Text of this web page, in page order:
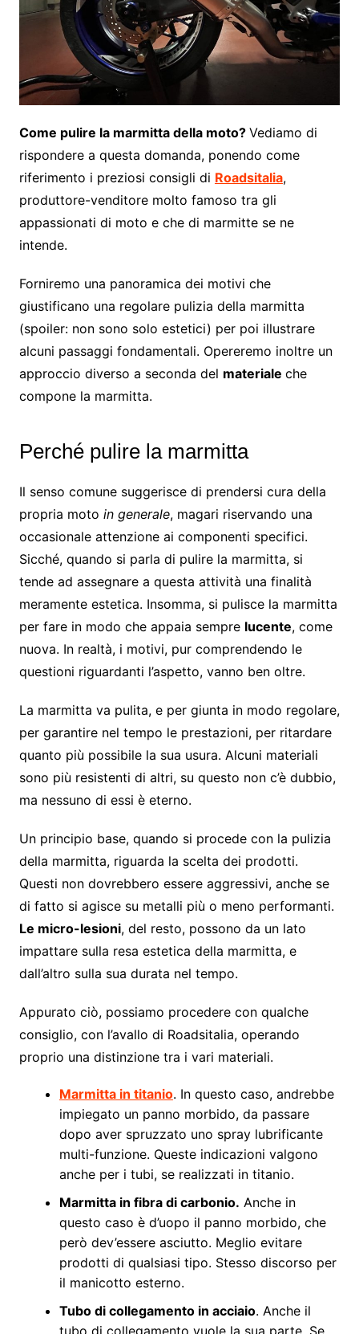
Come pulire la marmitta della moto? Vediamo di
rispondere a questa domanda, ponendo come
riferimento i preziosi consigli di Roadsitalia,
produttore-venditore molto famoso tra gli
appassionati di moto e che di marmitte se ne
intende.
Forniremo una panoramica dei motivi che
giustificano una regolare pulizia della marmitta
(spoiler: non sono solo estetici) per poi illustrare
alcuni passaggi fondamentali. Opereremo inoltre un
approccio diverso a seconda del materiale che
compone la marmitta.
Perché pulire la marmitta
Il senso comune suggerisce di prendersi cura della
propria moto in generale, magari riservando una
occasionale attenzione ai componenti specifici.
Sicché, quando si parla di pulire la marmitta, si
tende ad assegnare a questa attività una finalità
meramente estetica. Insomma, si pulisce la marmitta
per fare in modo che appaia sempre lucente, come
nuova. In realtà, i motivi, pur comprendendo le
questioni riguardanti l’aspetto, vanno ben oltre.
La marmitta va pulita, e per giunta in modo regolare,
per garantire nel tempo le prestazioni, per ritardare
quanto più possibile la sua usura. Alcuni materiali
sono più resistenti di altri, su questo non c’è dubbio,
ma nessuno di essi è eterno.
Un principio base, quando si procede con la pulizia
della marmitta, riguarda la scelta dei prodotti.
Questi non dovrebbero essere aggressivi, anche se
di fatto si agisce su metalli più o meno performanti.
Le micro-lesioni, del resto, possono da un lato
impattare sulla resa estetica della marmitta, e
dall’altro sulla sua durata nel tempo.
Appurato ciò, possiamo procedere con qualche
consiglio, con l’avallo di Roadsitalia, operando
proprio una distinzione tra i vari materiali.
Marmitta in titanio. In questo caso, andrebbe
impiegato un panno morbido, da passare
dopo aver spruzzato uno spray lubrificante
multi-funzione. Queste indicazioni valgono
anche per i tubi, se realizzati in titanio.
Marmitta in fibra di carbonio. Anche in
questo caso è d’uopo il panno morbido, che
però dev’essere asciutto. Meglio evitare
prodotti di qualsiasi tipo. Stesso discorso per
il manicotto esterno.
Tubo di collegamento in acciaio. Anche il